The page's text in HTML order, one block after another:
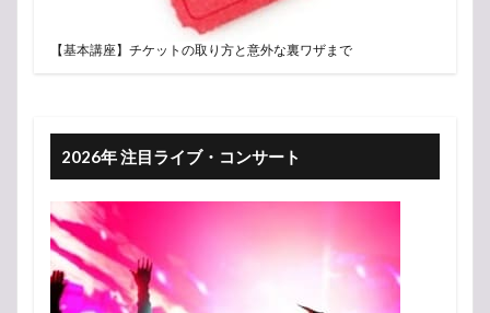
【基本講座】チケットの取り方と意外な裏ワザまで
2026年 注目ライブ・コンサート